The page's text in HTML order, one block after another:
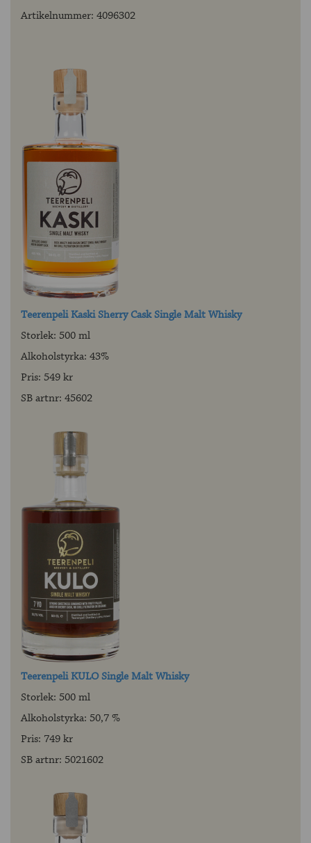
Artikelnummer: 4096302
Teerenpeli Kaski Sherry Cask Single Malt Whisky
Storlek: 500 ml
Alkoholstyrka: 43%
Pris: 549 kr
SB artnr: 45602
Teerenpeli KULO Single Malt Whisky
Storlek: 500 ml
Alkoholstyrka: 50,7 %
Pris: 749 kr
SB artnr: 5021602